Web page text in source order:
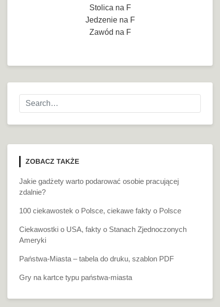
Stolica na F
Jedzenie na F
Zawód na F
ZOBACZ TAKŻE
Jakie gadżety warto podarować osobie pracującej
zdalnie?
100 ciekawostek o Polsce, ciekawe fakty o Polsce
Ciekawostki o USA, fakty o Stanach Zjednoczonych
Ameryki
Państwa-Miasta – tabela do druku, szablon PDF
Gry na kartce typu państwa-miasta